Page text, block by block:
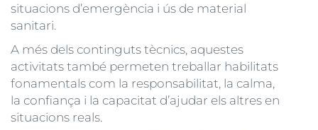
situacions d’emergència i ús de material
sanitari.
A més dels continguts tècnics, aquestes
activitats també permeten treballar habilitats
fonamentals com la responsabilitat, la calma,
la confiança i la capacitat d’ajudar els altres en
situacions reals.